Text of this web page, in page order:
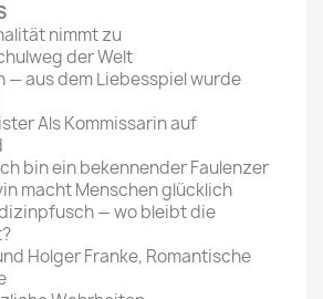
nimmt zu
der Welt
— aus dem Liebesspiel wurde
Als Kommissarin auf
bin ein bekennender Faulenzer
macht Menschen glücklich
— wo bleibt die
Holger Franke, Romantische